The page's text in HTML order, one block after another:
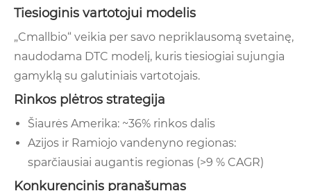
Tiesioginis vartotojui modelis
„Cmallbio“ veikia per savo nepriklausomą svetainę,
naudodama DTC modelį, kuris tiesiogiai sujungia
gamyklą su galutiniais vartotojais.
Rinkos plėtros strategija
Šiaurės Amerika: ~36% rinkos dalis
Azijos ir Ramiojo vandenyno regionas:
sparčiausiai augantis regionas (>9 % CAGR)
Konkurencinis pranašumas